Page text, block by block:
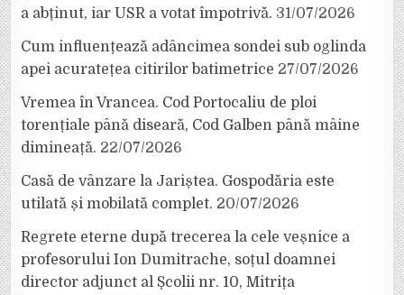
a abținut, iar USR a votat împotrivă. 31/07/2026
Cum influențează adâncimea sondei sub oglinda
apei acuratețea citirilor batimetrice 27/07/2026
Vremea în Vrancea. Cod Portocaliu de ploi
torențiale până diseară, Cod Galben până mâine
dimineață. 22/07/2026
Casă de vânzare la Jariștea. Gospodăria este
utilată și mobilată complet. 20/07/2026
Regrete eterne după trecerea la cele veșnice a
profesorului Ion Dumitrache, soțul doamnei
director adjunct al Școlii nr. 10, Mitrița